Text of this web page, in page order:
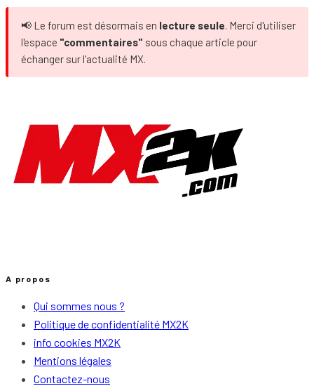
📢 Le forum est désormais en lecture seule. Merci d'utiliser
l'espace "commentaires" sous chaque article pour
échanger sur l'actualité MX.
A propos
Qui sommes nous ?
Politique de confidentialité MX2K
info cookies MX2K
Mentions légales
Contactez-nous